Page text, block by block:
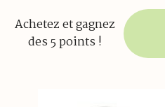
Achetez et gagnez
des 5 points !